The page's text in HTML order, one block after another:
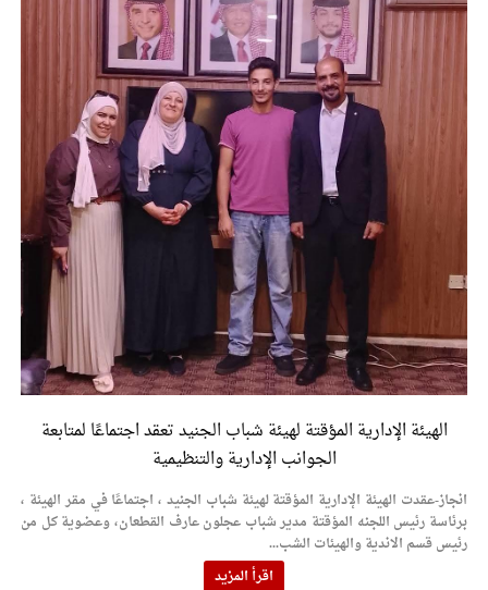
الهيئة الإدارية المؤقتة لهيئة شباب الجنيد تعقد اجتماعًا لمتابعة
الجوانب الإدارية والتنظيمية
انجاز-عقدت الهيئة الإدارية المؤقتة لهيئة شباب الجنيد ، اجتماعًا في مقر الهيئة ،
برئاسة رئيس اللجنه المؤقتة مدير شباب عجلون عارف القطعان، وعضوية كل من
رئيس قسم الاندية والهيئات الشب...
اقرأ المزيد